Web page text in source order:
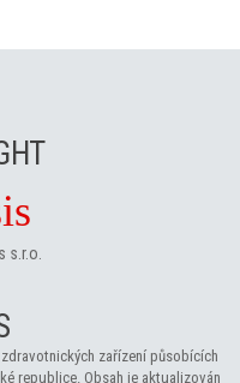
s.r.o.
zařízení působících
republice. Obsah je aktualizován